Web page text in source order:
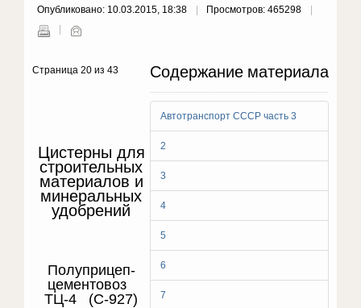
Опубликовано: 10.03.2015, 18:38 Просмотров: 465298
Содержание материала
Автотранспорт СССР часть 3
2
3
4
5
6
7
Страница 20 из 43
Цистерны для
строительных
материалов и
минеральных
удобрений
Полуприцеп-
цементовоз
ТЦ-4 (С-927)